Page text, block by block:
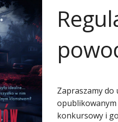
Zapraszamy do
opublikowanym
konkursowy i